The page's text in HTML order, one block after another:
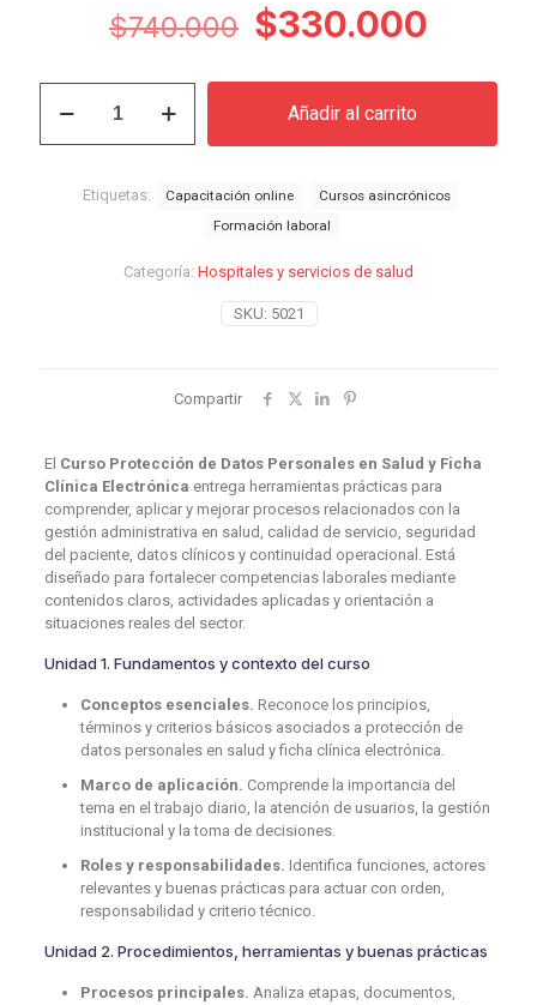
$740.000 El
original
era:
$330.000
actual
Protección
Añadir al carrito
SKU: 5021
Categoría: Hospitales y servicios de salud
Etiquetas: Capacitación online
Cursos asincrónicos
Formación laboral
Compartir
El Curso Protección de Datos Personales en Salud y Ficha
Clínica Electrónica entrega herramientas prácticas para
comprender, aplicar y mejorar procesos relacionados con la
gestión administrativa en salud, calidad de servicio, seguridad
del paciente, datos clínicos y continuidad operacional. Está
diseñado para fortalecer competencias laborales mediante
contenidos claros, actividades aplicadas y orientación a
situaciones reales del sector.
Unidad 1. Fundamentos y contexto del curso
Conceptos esenciales. Reconoce los principios,
términos y criterios básicos asociados a protección de
datos personales en salud y ficha clínica electrónica.
Marco de aplicación. Comprende la importancia del
tema en el trabajo diario, la atención de usuarios, la gestión
institucional y la toma de decisiones.
Roles y responsabilidades. Identifica funciones, actores
relevantes y buenas prácticas para actuar con orden,
responsabilidad y criterio técnico.
Unidad 2. Procedimientos, herramientas y buenas prácticas
Procesos principales. Analiza etapas, documentos,